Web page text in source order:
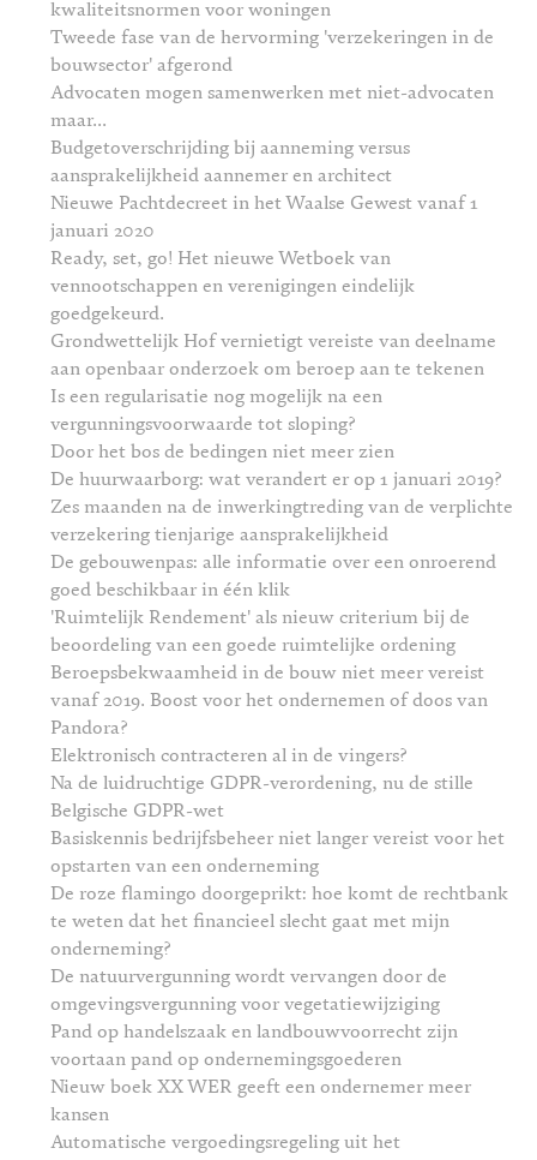
kwaliteitsnormen voor woningen
Tweede fase van de hervorming 'verzekeringen in de
bouwsector' afgerond
Advocaten mogen samenwerken met niet-advocaten
maar...
Budgetoverschrijding bij aanneming versus
aansprakelijkheid aannemer en architect
Nieuwe Pachtdecreet in het Waalse Gewest vanaf 1
januari 2020
Ready, set, go! Het nieuwe Wetboek van
vennootschappen en verenigingen eindelijk
goedgekeurd.
Grondwettelijk Hof vernietigt vereiste van deelname
aan openbaar onderzoek om beroep aan te tekenen
Is een regularisatie nog mogelijk na een
vergunningsvoorwaarde tot sloping?
Door het bos de bedingen niet meer zien
De huurwaarborg: wat verandert er op 1 januari 2019?
Zes maanden na de inwerkingtreding van de verplichte
verzekering tienjarige aansprakelijkheid
De gebouwenpas: alle informatie over een onroerend
goed beschikbaar in één klik
'Ruimtelijk Rendement' als nieuw criterium bij de
beoordeling van een goede ruimtelijke ordening
Beroepsbekwaamheid in de bouw niet meer vereist
vanaf 2019. Boost voor het ondernemen of doos van
Pandora?
Elektronisch contracteren al in de vingers?
Na de luidruchtige GDPR-verordening, nu de stille
Belgische GDPR-wet
Basiskennis bedrijfsbeheer niet langer vereist voor het
opstarten van een onderneming
De roze flamingo doorgeprikt: hoe komt de rechtbank
te weten dat het financieel slecht gaat met mijn
onderneming?
De natuurvergunning wordt vervangen door de
omgevingsvergunning voor vegetatiewijziging
Pand op handelszaak en landbouwvoorrecht zijn
voortaan pand op ondernemingsgoederen
Nieuw boek XX WER geeft een ondernemer meer
kansen
Automatische vergoedingsregeling uit het